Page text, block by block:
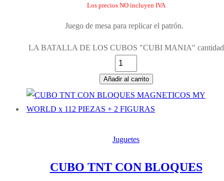
Los precios NO incluyen IVA
Juego de mesa para replicar el patrón.
LA BATALLA DE LOS CUBOS "CUBI MANIA" cantidad
Añadir al carrito
Juguetes
CUBO TNT CON BLOQUES